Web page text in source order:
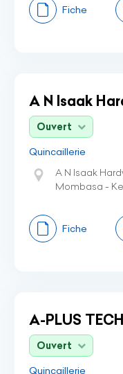
Fiche
A N Isaak
Ouvert
Quincaillerie
A N Isaak
Mombasa -
Fiche
A-PLUS
Ouvert
Quincaillerie